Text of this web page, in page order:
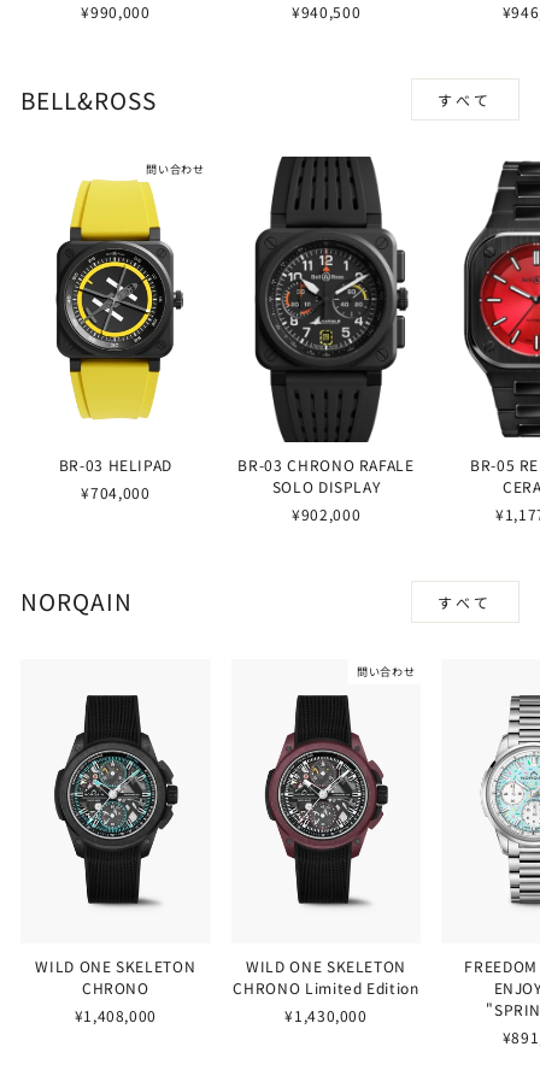
¥990,000 ¥940,500
BELL&ROSS すべて
問い合わせ
BR-03 HELIPAD
¥704,000
BR-03 CHRONO RAFALE
SOLO DISPLAY
¥902,000
BR-05
NORQAIN すべて
WILD ONE SKELETON
CHRONO
¥1,408,000
問い合わせ
WILD ONE SKELETON
CHRONO Limited Edition
¥1,430,000